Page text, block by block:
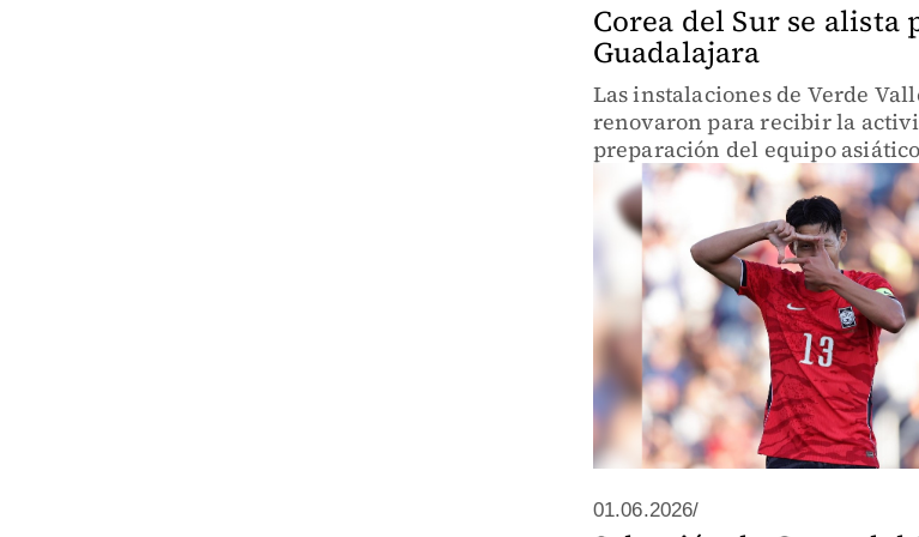
Corea del Sur se alista
Guadalajara
Las instalaciones de Verde
renovaron para recibir la
preparación del equipo
01.06.2026/